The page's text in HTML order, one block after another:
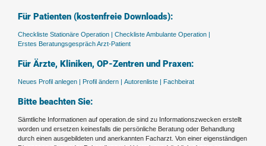
Für Patienten (kostenfreie Downloads):
Checkliste Stationäre Operation |
Checkliste Ambulante Operation |
Erstes Beratungsgespräch Arzt-Patient
Für Ärzte, Kliniken, OP-Zentren und Praxen:
Neues Profil anlegen | Profil ändern | Autorenliste | Fachbeirat
Bitte beachten Sie:
Sämtliche Informationen auf operation.de sind zu Informationszwecken erstellt
worden und ersetzen keinesfalls die persönliche Beratung oder Behandlung
durch einen ausgebildeten und anerkannten Facharzt. Von einer eigenständigen